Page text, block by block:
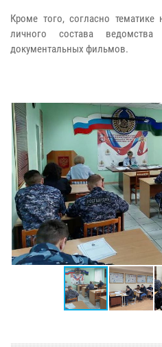
Кроме того, согласно
личного состава ведомства
документальных фильмов.